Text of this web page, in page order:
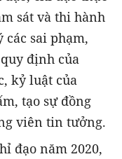
sát và thi hành
sai phạm,
định của
kỷ luật của
tạo sự đồng
viên tin tưởng.
đạo năm 2020,